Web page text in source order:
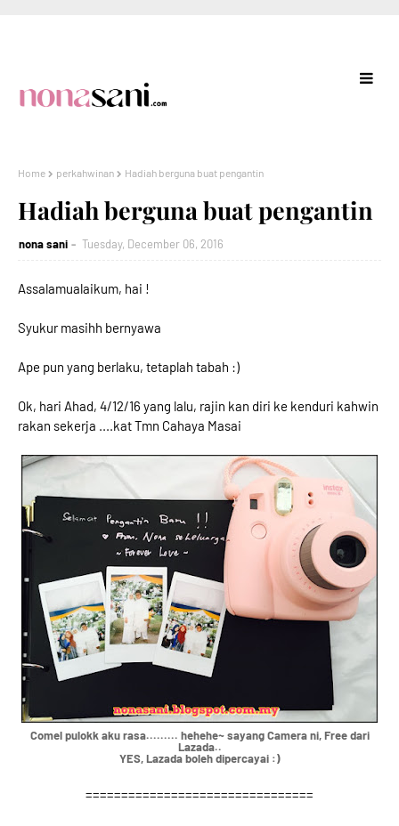
Home perkahwinan Hadiah berguna buat pengantin
Hadiah berguna buat pengantin
nona sani Tuesday, December 06, 2016
Assalamualaikum, hai !
Syukur masihh bernyawa
Ape pun yang berlaku, tetaplah tabah :)
Ok, hari Ahad, 4/12/16 yang lalu, rajin kan diri ke kenduri kahwin
rakan sekerja ....kat Tmn Cahaya Masai
Comel pulokk aku rasa......... hehehe~ sayang Camera ni, Free dari
Lazada..
YES, Lazada boleh dipercayai :)
================================